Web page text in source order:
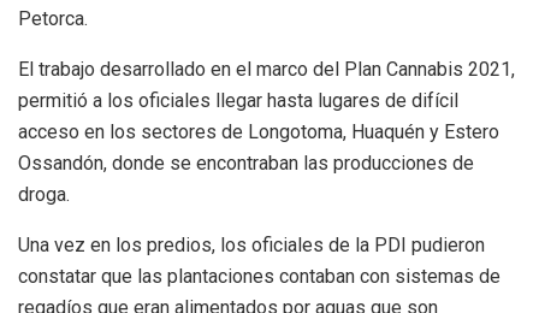
Petorca.
El trabajo desarrollado en el marco del Plan Cannabis 2021,
permitió a los oficiales llegar hasta lugares de difícil
acceso en los sectores de Longotoma, Huaquén y Estero
Ossandón, donde se encontraban las producciones de
droga.
Una vez en los predios, los oficiales de la PDI pudieron
constatar que las plantaciones contaban con sistemas de
regadíos que eran alimentados por aguas que son